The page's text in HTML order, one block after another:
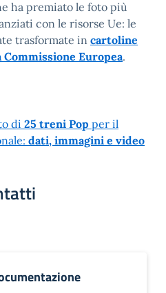
ha premiato le foto più
con le risorse Ue: le
trasformate in cartoline
Europea.
di 25 treni Pop per il
dati, immagini e video